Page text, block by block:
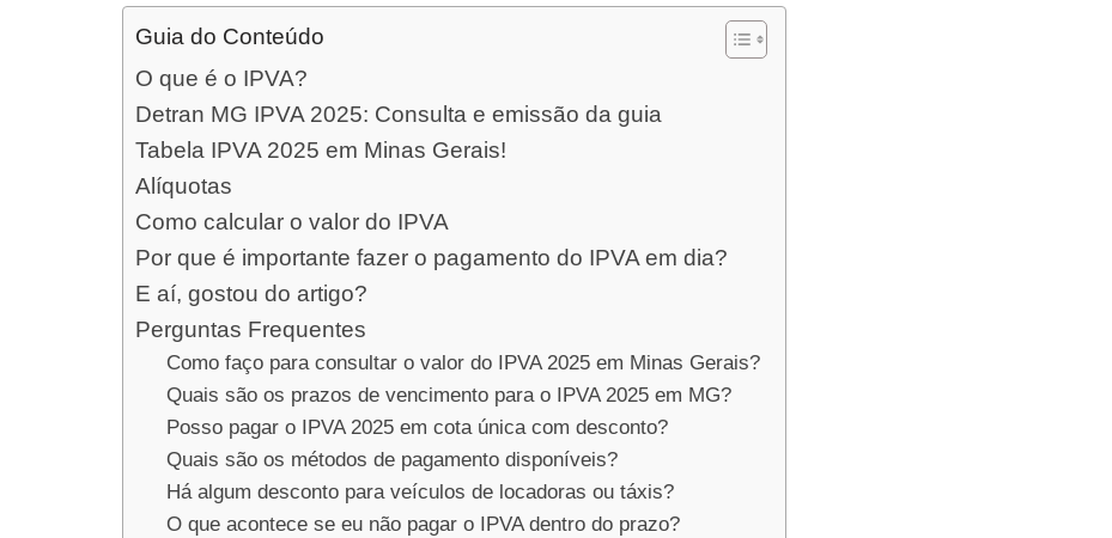
Guia do Conteúdo
O que é o IPVA?
Detran MG IPVA 2025: Consulta e emissão da guia
Tabela IPVA 2025 em Minas Gerais!
Alíquotas
Como calcular o valor do IPVA
Por que é importante fazer o pagamento do IPVA em dia?
E aí, gostou do artigo?
Perguntas Frequentes
Como faço para consultar o valor do IPVA 2025 em Minas Gerais?
Quais são os prazos de vencimento para o IPVA 2025 em MG?
Posso pagar o IPVA 2025 em cota única com desconto?
Quais são os métodos de pagamento disponíveis?
Há algum desconto para veículos de locadoras ou táxis?
O que acontece se eu não pagar o IPVA dentro do prazo?